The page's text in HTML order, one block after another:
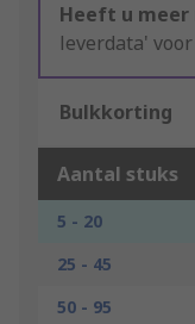
Heeft u meer
leverdata'
Bulkkorting
Aantal stuks
5 - 20
25 - 45
50 - 95